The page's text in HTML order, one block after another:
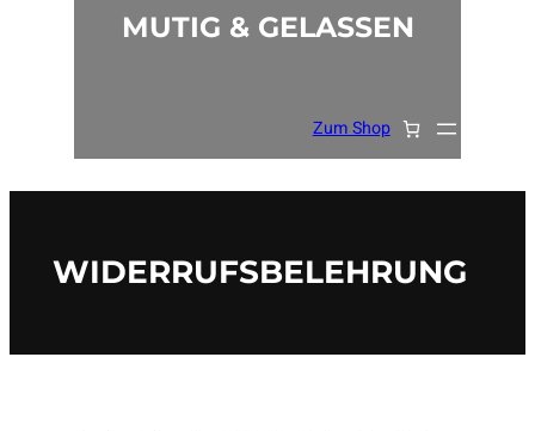
MUTIG & GELASSEN
Zum Shop
WIDERRUFSBELEHRUNG